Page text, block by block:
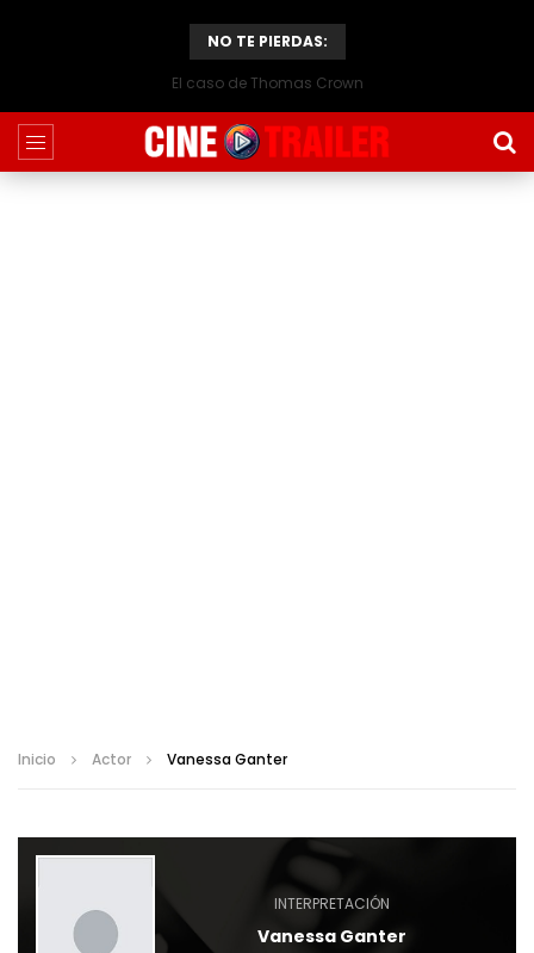
NO TE PIERDAS:
El caso de Thomas Crown
Inicio Actor Vanessa Ganter
INTERPRETACIÓN
Vanessa Ganter